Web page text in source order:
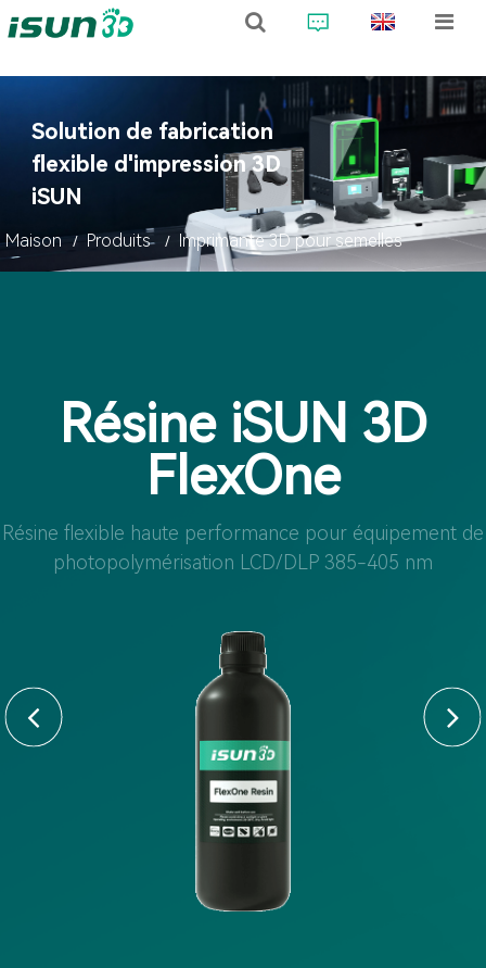
Solution de fabrication
flexible d'impression 3D
iSUN
Maison Produits Imprimante 3D pour semelles
Résine iSUN 3D
FlexOne
Résine flexible haute performance pour équipement de
photopolymérisation LCD/DLP 385-405 nm